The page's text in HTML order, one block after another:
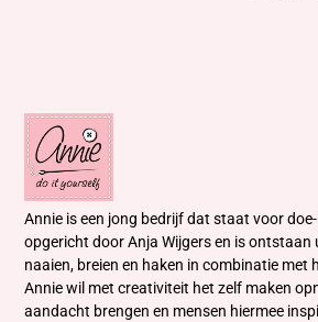
Annie is een jong bedrijf dat staat voor
opgericht door Anja Wijgers en is ontstaan
naaien, breien en haken in combinatie met
Annie wil met creativiteit het zelf maken
aandacht brengen en mensen hiermee